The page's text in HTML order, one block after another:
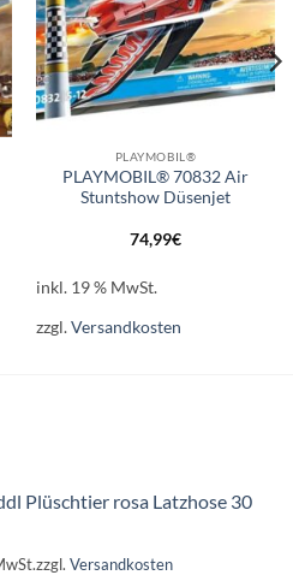
PLAYMOBIL®
PLAYMOBIL® 70832 Air
Stuntshow Düsenjet
74,99€
inkl. 19 % MwSt.
zzgl.Versandkosten
Plüschtier rosa Latzhose 30
zzgl. Versandkosten